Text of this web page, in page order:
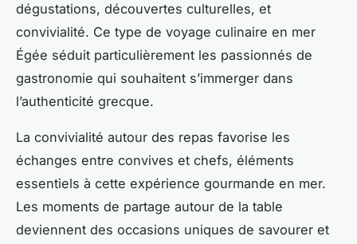
dégustations, découvertes culturelles, et
convivialité. Ce type de voyage culinaire en mer
Égée séduit particulièrement les passionnés de
gastronomie qui souhaitent s’immerger dans
l’authenticité grecque.
La convivialité autour des repas favorise les
échanges entre convives et chefs, éléments
essentiels à cette expérience gourmande en mer.
Les moments de partage autour de la table
deviennent des occasions uniques de savourer et